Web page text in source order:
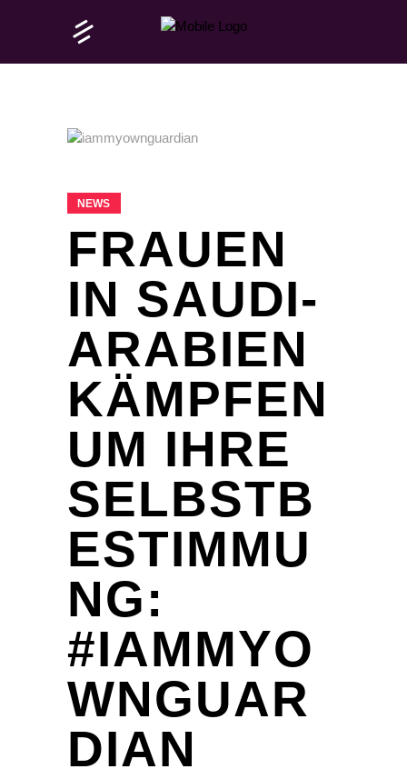
NEWS
FRAUEN
IN SAUDI-
ARABIEN
KÄMPFEN
UM IHRE
SELBSTB
ESTIMMU
NG:
#IAMMYO
WNGUAR
DIAN